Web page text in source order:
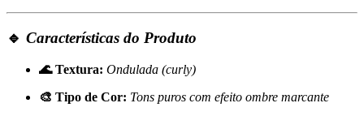
🔹 Características do Produto
🌊 Textura: Ondulada (curly)
🎨 Tipo de Cor: Tons puros com efeito ombre marcante